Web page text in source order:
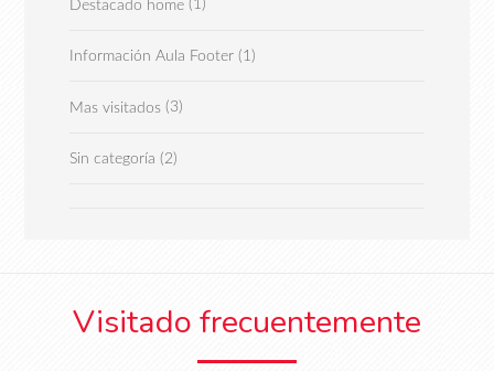
Destacado home(1)
Información Aula Footer(1)
Mas visitados(3)
Sin categoría (2)
Visitado frecuentemente